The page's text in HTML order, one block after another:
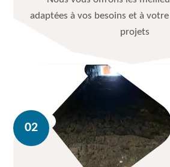
adaptées à vos besoins et à
projets